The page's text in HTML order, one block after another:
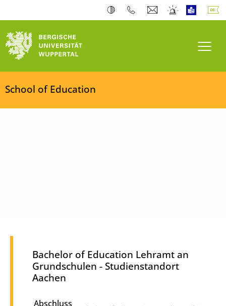
School of Education
Bachelor of Education Lehramt an
Grundschulen - Studienstandort
Aachen
Abschluss